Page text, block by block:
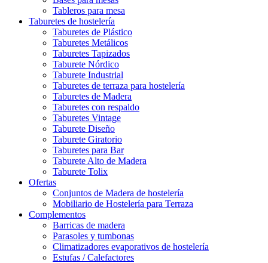
Tableros para mesa
Taburetes de hostelería
Taburetes de Plástico
Taburetes Metálicos
Taburetes Tapizados
Taburete Nórdico
Taburete Industrial
Taburetes de terraza para hostelería
Taburetes de Madera
Taburetes con respaldo
Taburetes Vintage
Taburete Diseño
Taburete Giratorio
Taburetes para Bar
Taburete Alto de Madera
Taburete Tolix
Ofertas
Conjuntos de Madera de hostelería
Mobiliario de Hostelería para Terraza
Complementos
Barricas de madera
Parasoles y tumbonas
Climatizadores evaporativos de hostelería
Estufas / Calefactores